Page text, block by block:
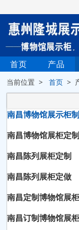
首页 产品
当前位置 >首页 >
南昌博物馆展示柜
南昌博物馆展柜定制
南昌陈列展柜定制
南昌陈列展柜定做
南昌定制博物馆展
南昌订制博物馆展